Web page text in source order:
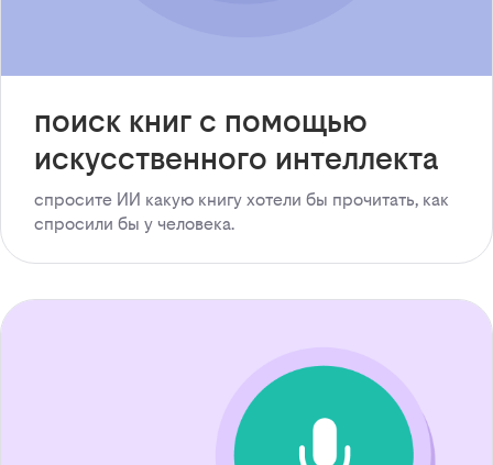
поиск книг с помощью
искусственного интеллекта
спросите ИИ какую книгу хотели бы прочитать, как
спросили бы у человека.